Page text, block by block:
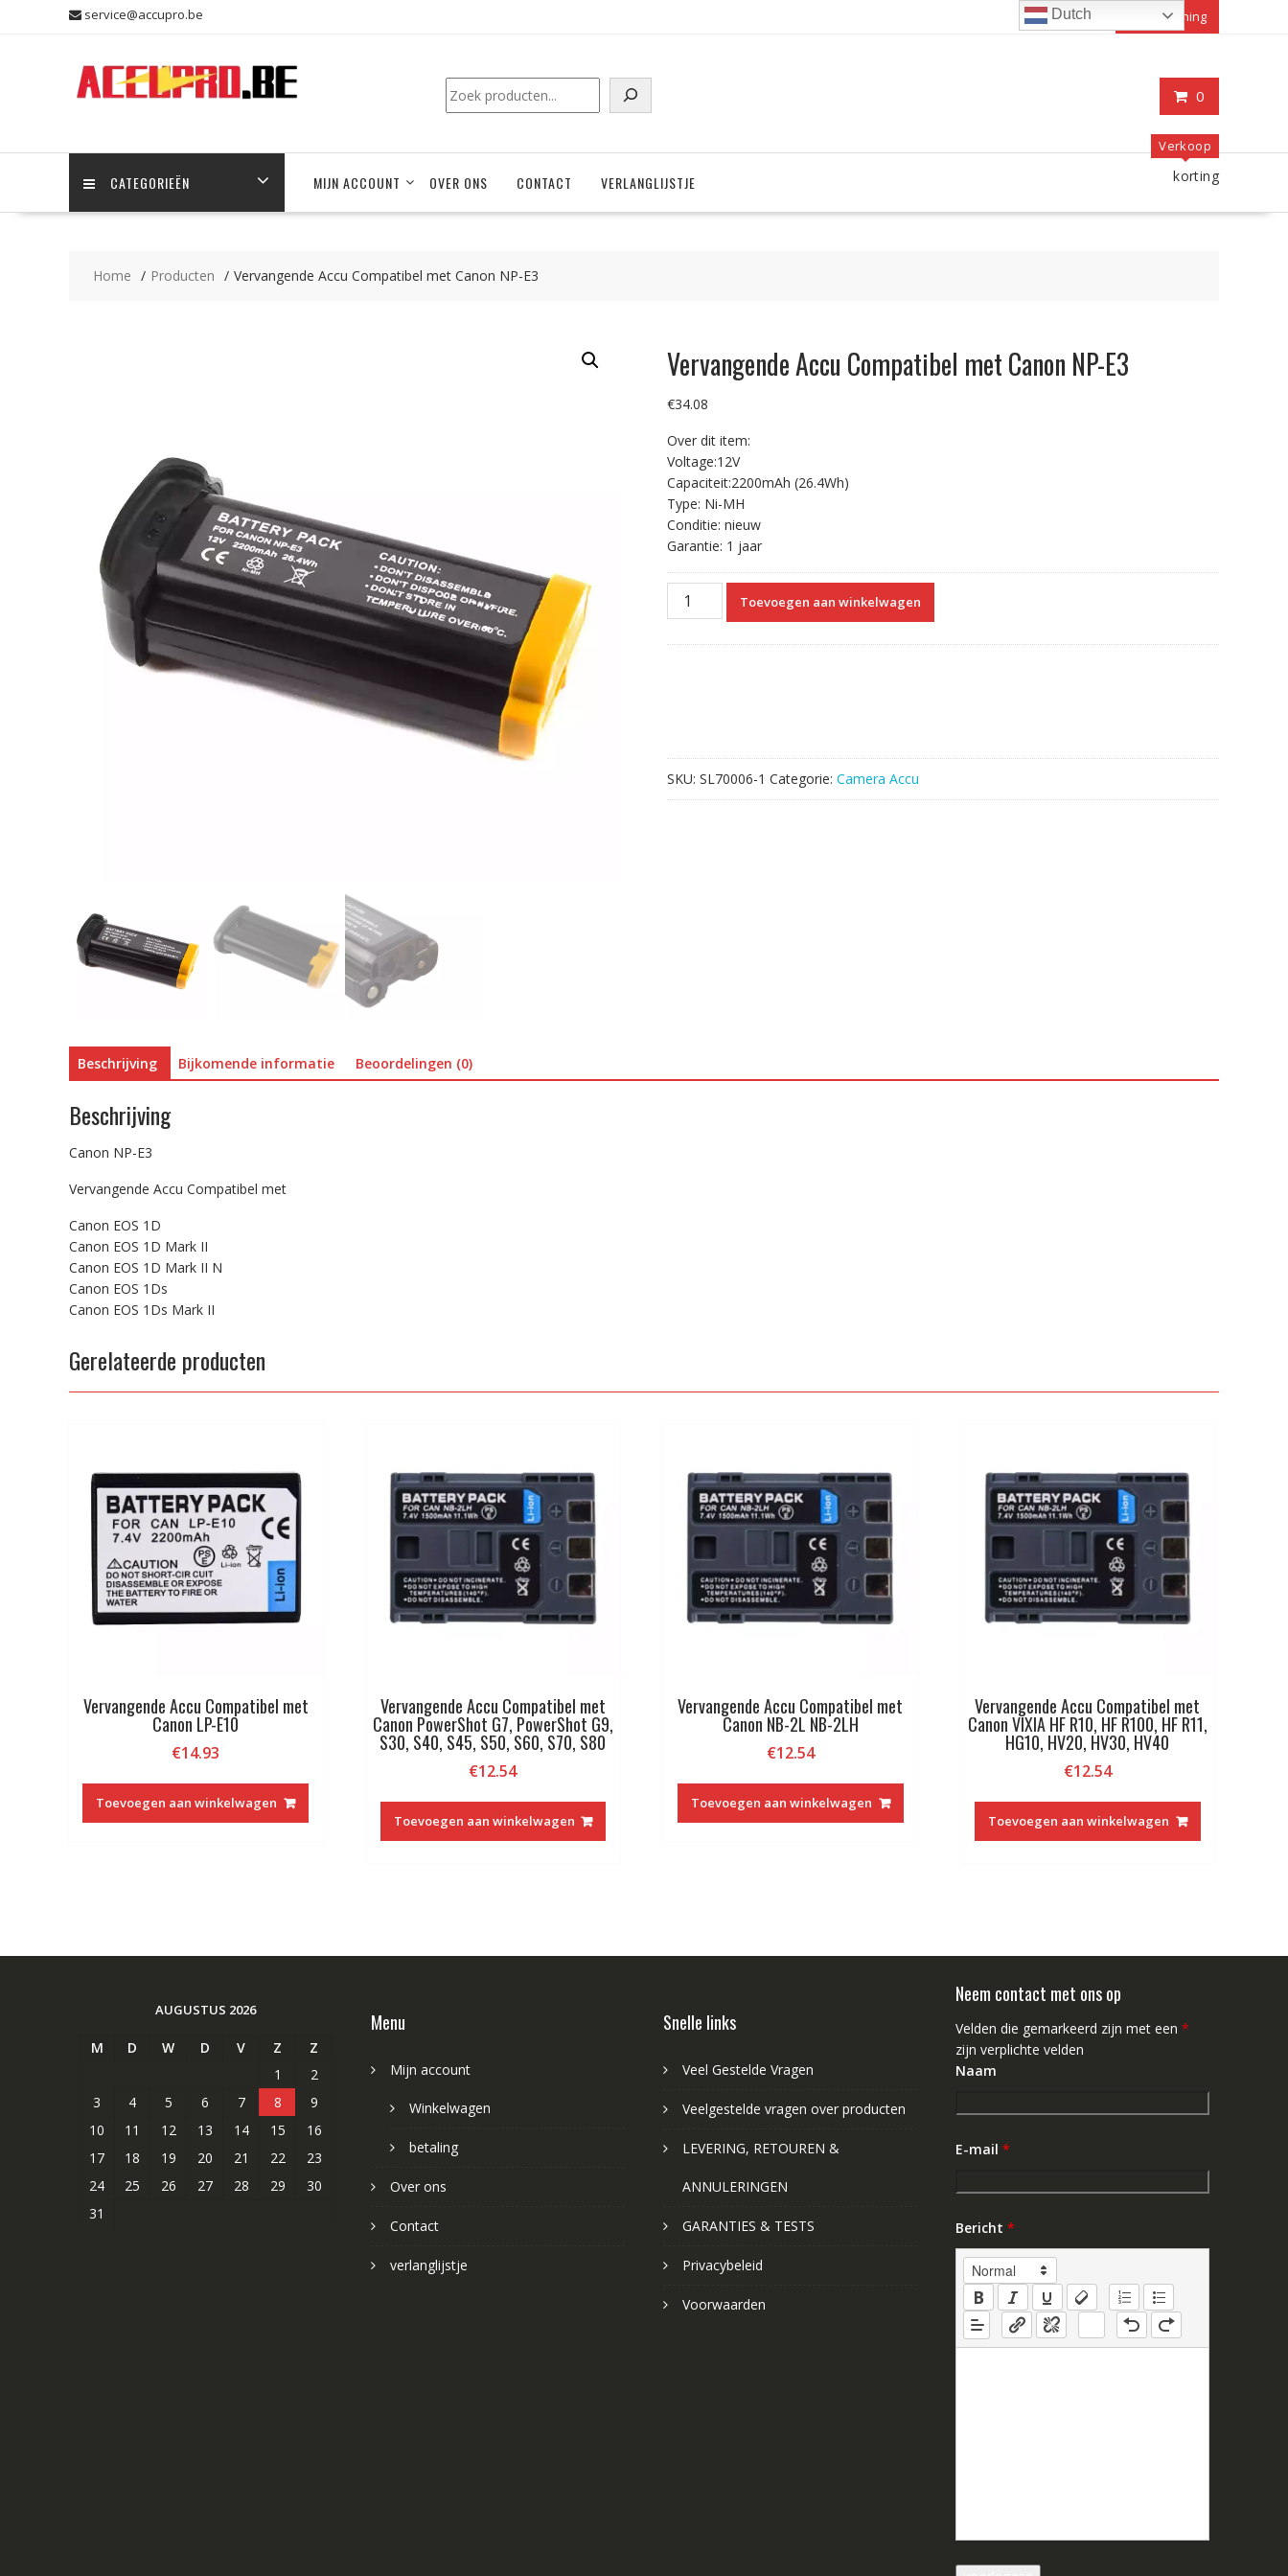
service@accupro.be Mijn rekening
0
Zoeken
CATEGORIEËN MIJN ACCOUNT OVER ONS CONTACT VERLANGLIJSTJE
Verkoop
korting
Home Producten Vervangende Accu Compatibel met Canon NP-E3
Vervangende Accu Compatibel met Canon NP-E3
€34.08
Over dit item:
Voltage:12V
Capaciteit:2200mAh (26.4Wh)
Type: Ni-MH
Conditie: nieuw
Garantie: 1 jaar
Vervangende
Accu
Toevoegen aan winkelwagen
SKU: SL70006-1 Categorie: Camera Accu
Beschrijving Bijkomende informatie Beoordelingen (0)
Beschrijving
Canon NP-E3
Vervangende Accu Compatibel met
Canon EOS 1D
Canon EOS 1D Mark II
Canon EOS 1D Mark II N
Canon EOS 1Ds
Canon EOS 1Ds Mark II
Gerelateerde producten
Vervangende Accu Compatibel met
Canon LP-E10
€14.93
Toevoegen aan winkelwagen
Vervangende Accu Compatibel met
Canon PowerShot G7, PowerShot G9,
S30, S40, S45, S50, S60, S70, S80
€12.54
Toevoegen aan winkelwagen
Vervangende Accu Compatibel met
Canon NB-2L NB-2LH
€12.54
Toevoegen aan winkelwagen
Vervangende Accu Compatibel met
Canon VIXIA HF R10, HF R100, HF R11,
HG10, HV20, HV30, HV40
€12.54
Toevoegen aan winkelwagen
AUGUSTUS 2026
M D W D V Z
Z
1
2
3
4 5 6 7 8
9
10
11 12 13 14 15
16
17
18 19 20 21 22
23
24
25 26 27 28 29
30
31
Menu
Mijn account
Winkelwagen
betaling
Over ons
Contact
verlanglijstje
Snelle links
Veel Gestelde Vragen
Veelgestelde vragen over producten
LEVERING, RETOUREN &
ANNULERINGEN
GARANTIES & TESTS
Privacybeleid
Voorwaarden
Neem contact met ons op
Velden die gemarkeerd zijn met een *
zijn verplichte velden
Naam
E-mail *
Bericht *
Dutch